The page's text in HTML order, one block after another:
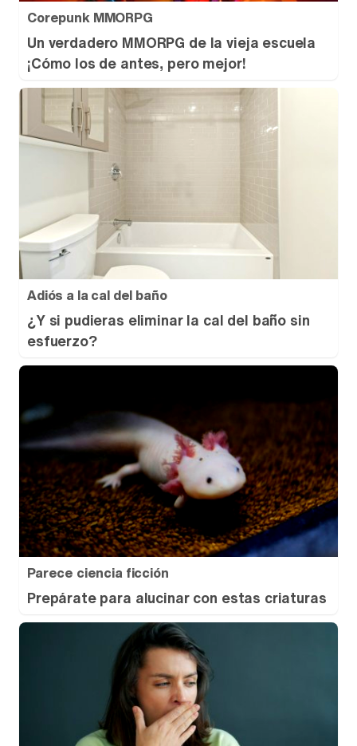
Corepunk MMORPG
Un verdadero MMORPG de la vieja escuela
¡Cómo los de antes, pero mejor!
Adiós a la cal del baño
¿Y si pudieras eliminar la cal del baño sin
esfuerzo?
Parece ciencia ficción
Prepárate para alucinar con estas criaturas